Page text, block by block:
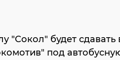
будет сдавать
под